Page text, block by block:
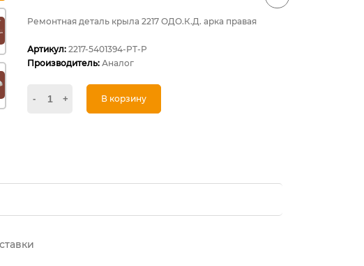
Ремонтная деталь крыла 2217 ОДО.К.Д. арка правая
Артикул:2217-5401394-PT-P
Производитель:Аналог
- + В корзину